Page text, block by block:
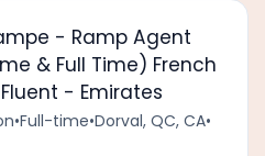
- Ramp Agent
& Full Time) French
- Emirates
•Full-time•Dorval, QC, CA•